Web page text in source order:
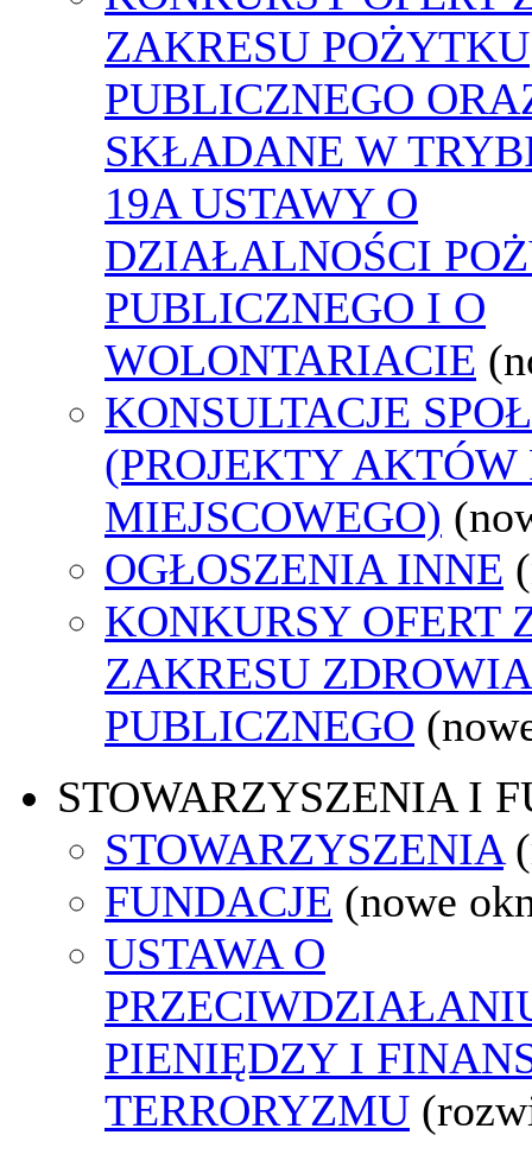
ZAKRESU POŻYTKU
PUBLICZNEGO
SKŁADANE W
19A USTAWY O
DZIAŁALNOŚCI
PUBLICZNEGO I O
WOLONTARIACIE
KONSULTACJE
(PROJEKTY AKTÓW
MIEJSCOWEGO)
OGŁOSZENIA INNE
KONKURSY OFERT
ZAKRESU ZDROWIA
PUBLICZNEGO
STOWARZYSZENIA I
STOWARZYSZENIA
FUNDACJE (nowe
USTAWA O
PIENIĘDZY I
TERRORYZMU